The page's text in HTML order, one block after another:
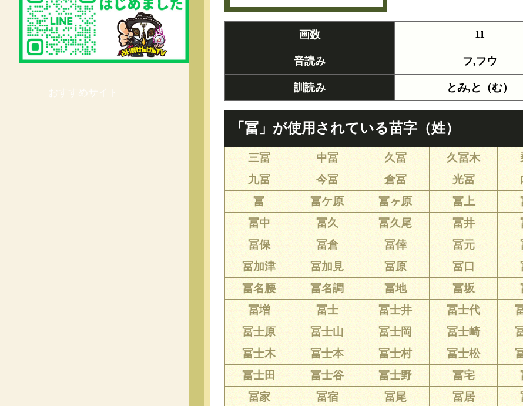
おすすめサイト
画数 11
音読み フ,フウ
訓読み とみ,と（む）
「冨」が使用されている苗字（姓）
三冨 中冨 久冨 久冨木
九冨
今冨 倉冨 光冨
冨
冨ケ原 冨ヶ原 冨上
冨中
冨久 冨久尾 冨井
冨保
冨倉 冨倖 冨元
冨加津
冨加見 冨原 冨口
冨名腰
冨名調 冨地 冨坂
冨増
冨士 冨士井 冨士代
冨士原
冨士山 冨士岡 冨士崎
冨士木
冨士本 冨士村 冨士松
冨士田
冨士谷 冨士野 冨宅
冨家
冨宿 冨尾 冨居